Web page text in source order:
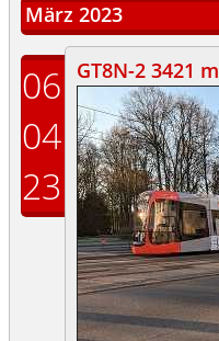
März 2023
06
04
23
GT8N-2 3421